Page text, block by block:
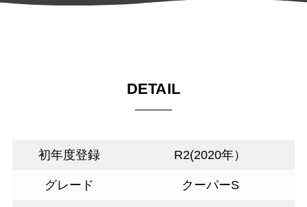
DETAIL
初年度登録 R2(2020年）
グレード クーパーS